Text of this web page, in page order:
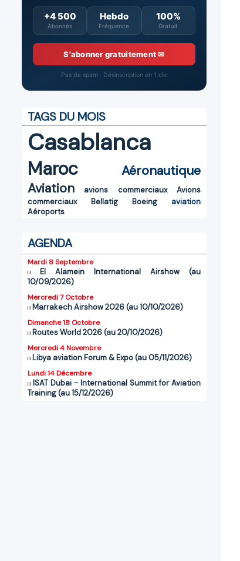
+4 500
Abonnés
Hebdo
Fréquence
100%
Gratuit
S'abonner gratuitement ✉
Pas de spam · Désinscription en 1 clic
TAGS DU MOIS
Casablanca
Maroc
Aéronautique
Aviation
avions commerciaux
Avions
commerciaux
Bellatig Boeing
aviation
Aéroports
AGENDA
Mardi 8 Septembre
El Alamein International Airshow (au
10/09/2026)
Mercredi 7 Octobre
Marrakech Airshow 2026 (au 10/10/2026)
Dimanche 18 Octobre
Routes World 2026 (au 20/10/2026)
Mercredi 4 Novembre
Libya aviation Forum & Expo (au 05/11/2026)
Lundi 14 Décembre
ISAT Dubai - International Summit for Aviation
Training (au 15/12/2026)